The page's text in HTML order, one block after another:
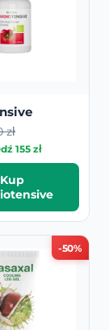
zł
155 zł
Kup
-50%